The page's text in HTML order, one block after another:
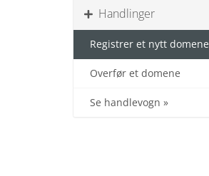
Handlinger
Registrer et nytt domene
Overfør et domene
Se handlevogn »